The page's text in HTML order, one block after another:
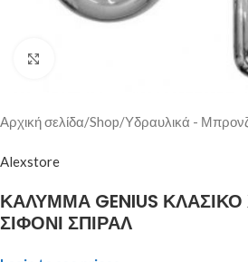
Αρχική σελίδα/Shop/Υδραυλικά -
Alexstore
ΚΑΛΥΜΜΑ GENIUS
ΣΙΦΟΝΙ ΣΠΙΡΑΛ